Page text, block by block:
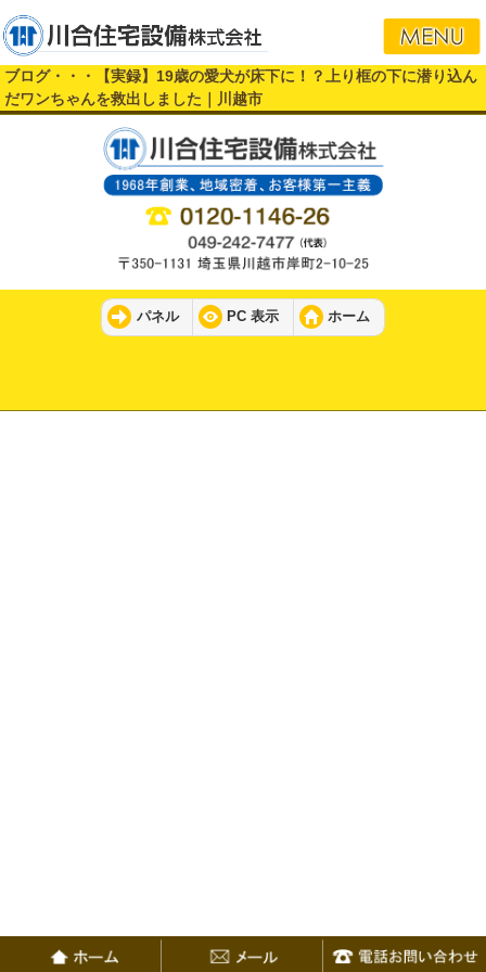
ブログ・・・【実録】19歳の愛犬が床下に！？上り框の下に潜り込ん
だワンちゃんを救出しました｜川越市
パネル PC 表示 ホーム